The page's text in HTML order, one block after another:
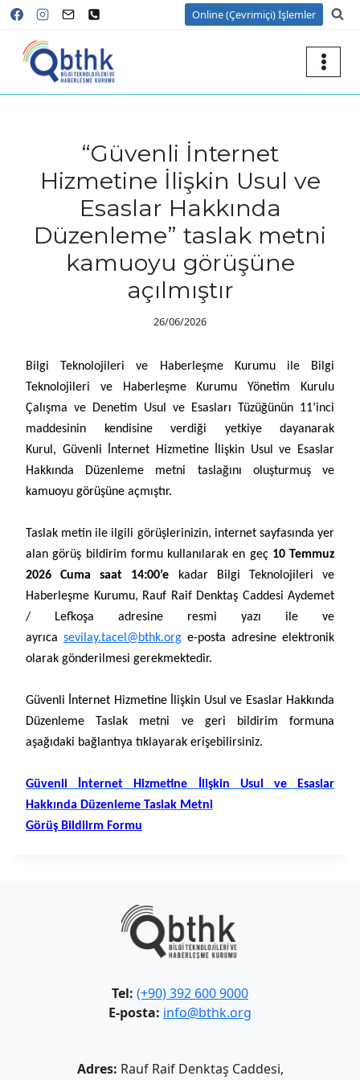
Skip
content
Online (Çevrimiçi) İşlemler
“Güvenli İnternet
Hizmetine İlişkin Usul ve
Esaslar Hakkında
Düzenleme” taslak metni
kamuoyu görüşüne
açılmıştır
26/06/2026
Bilgi Teknolojileri ve Haberleşme Kurumu ile Bilgi
Teknolojileri ve Haberleşme Kurumu Yönetim Kurulu
Çalışma ve Denetim Usul ve Esasları Tüzüğünün 11’inci
maddesinin kendisine verdiği yetkiye dayanarak
Kurul, Güvenli İnternet Hizmetine İlişkin Usul ve Esaslar
Hakkında Düzenleme metni taslağını oluşturmuş ve
kamuoyu görüşüne açmıştır.
Taslak metin ile ilgili görüşlerinizin, internet sayfasında yer
alan görüş bildirim formu kullanılarak en geç 10 Temmuz
2026 Cuma saat 14:00’e kadar Bilgi Teknolojileri ve
Haberleşme Kurumu, Rauf Raif Denktaş Caddesi Aydemet
/ Lefkoşa adresine resmi yazı ile ve
ayrıca sevilay.tacel@bthk.org e-posta adresine elektronik
olarak gönderilmesi gerekmektedir.
Güvenli İnternet Hizmetine İlişkin Usul ve Esaslar Hakkında
Düzenleme Taslak metni ve geri bildirim formuna
aşağıdaki bağlantıya tıklayarak erişebilirsiniz.
Güvenli İnternet Hizmetine İlişkin Usul ve Esaslar
Hakkında Düzenleme Taslak Metni
Görüş Bildiirm Formu
Tel: (+90) 392 600 9000
E-posta: info@bthk.org
Adres: Rauf Raif Denktaş Caddesi,